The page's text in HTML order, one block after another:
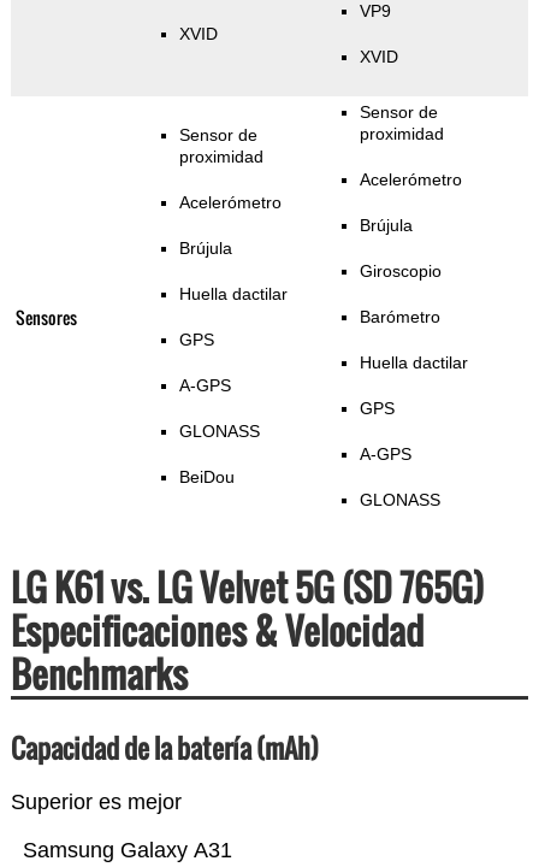
XVID
VP9
XVID
Sensores
Sensor de
proximidad
Acelerómetro
Brújula
Huella dactilar
GPS
A-GPS
GLONASS
BeiDou
Sensor de
proximidad
Acelerómetro
Brújula
Giroscopio
Barómetro
Huella dactilar
GPS
A-GPS
GLONASS
LG K61 vs. LG Velvet 5G (SD 765G)
Especificaciones & Velocidad
Benchmarks
Capacidad de la batería (mAh)
Superior es mejor
Samsung Galaxy A31